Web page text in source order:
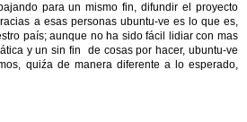
para un mismo fin, difundir el proyecto
a esas personas ubuntu-ve es lo que es,
país; aunque no ha sido fácil lidiar con mas
y un sin fin de cosas por hacer, ubuntu-ve
quiźa de manera diferente a lo esperado,